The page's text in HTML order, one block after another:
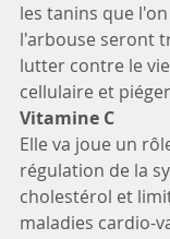
les tanins que
l'arbouse seront
lutter contre le
cellulaire et
Vitamine C
Elle va joue un
régulation de la
cholestérol et
maladies cardio-